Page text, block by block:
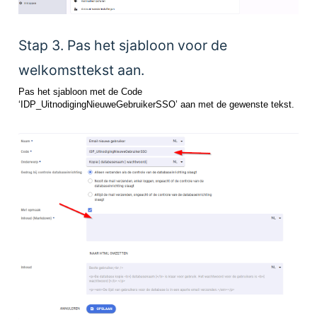
Stap 3. Pas het sjabloon voor de
welkomsttekst aan.
Pas het sjabloon met de Code
‘IDP_UitnodigingNieuweGebruikerSSO’ aan met de gewenste tekst.